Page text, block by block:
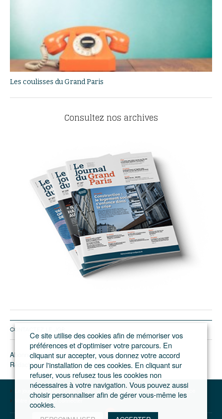
Les coulisses du Grand Paris
Consultez nos archives
CONTACTEZ LE JGP
Abonnement/pub
Rédaction
Le journal du Grand Paris – L'actualité du développement de l'Ile-de-France
Votre compte
Se connecter
Ce site utilise des cookies afin de mémoriser vos
préférences et d'optimiser votre parcours. En
cliquant sur accepter, vous donnez votre accord
pour l'installation de ces cookies. En cliquant sur
refuser, vous refusez tous les cookies non
nécessaires à votre navigation. Vous pouvez aussi
choisir personnaliser afin de gérer vous-même les
cookies.